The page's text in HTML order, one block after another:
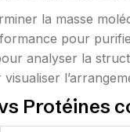
la masse
pour
analyser la
Protéines